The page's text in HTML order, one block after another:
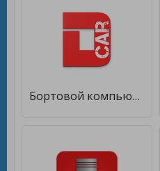
Бортовой компьютер (OBD2 ELM327) [Unlocked]